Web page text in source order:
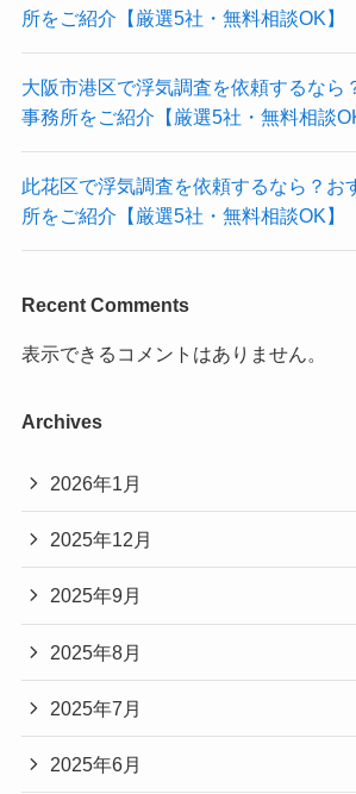
所をご紹介【厳選5社・無料相談OK】
大阪市港区で浮気調査を依頼するなら
事務所をご紹介【厳選5社・無料相談
此花区で浮気調査を依頼するなら？お
所をご紹介【厳選5社・無料相談OK】
Recent Comments
表示できるコメントはありません。
Archives
2026年1月
2025年12月
2025年9月
2025年8月
2025年7月
2025年6月